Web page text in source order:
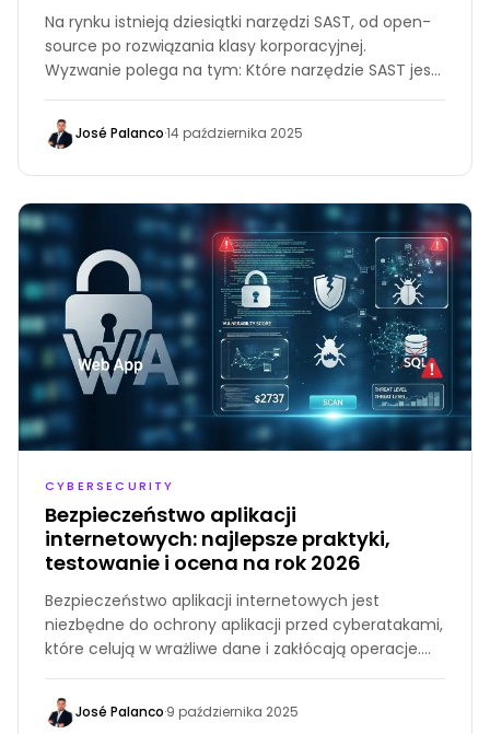
Na rynku istnieją dziesiątki narzędzi SAST, od open-
source po rozwiązania klasy korporacyjnej.
Wyzwanie polega na tym: Które narzędzie SAST jest
najlepsze dla Twojego zespołu?
José Palanco·14 października 2025
CYBERSECURITY
Bezpieczeństwo aplikacji
internetowych: najlepsze praktyki,
testowanie i ocena na rok 2026
Bezpieczeństwo aplikacji internetowych jest
niezbędne do ochrony aplikacji przed cyberatakami,
które celują w wrażliwe dane i zakłócają operacje.
Ten przewodnik obejmuje znaczenie
bezpieczeństwa aplikacji internetowych,
powszechne podatności, najlepsze praktyki i
José Palanco·9 października 2025